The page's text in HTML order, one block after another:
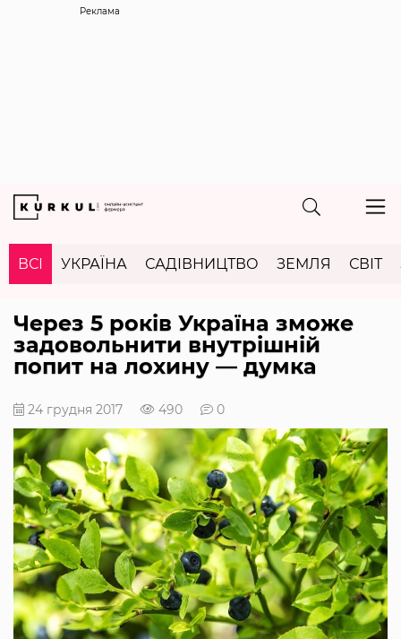
Реклама
ВСІ УКРАЇНА САДІВНИЦТВО ЗЕМЛЯ СВІТ
Через 5 років Україна зможе
задовольнити внутрішній
попит на лохину — думка
24 грудня 2017 490 0